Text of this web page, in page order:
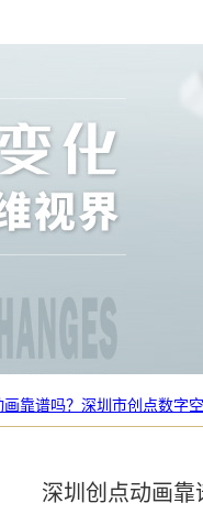
靠谱吗？深圳市创点数字
深圳创点动画